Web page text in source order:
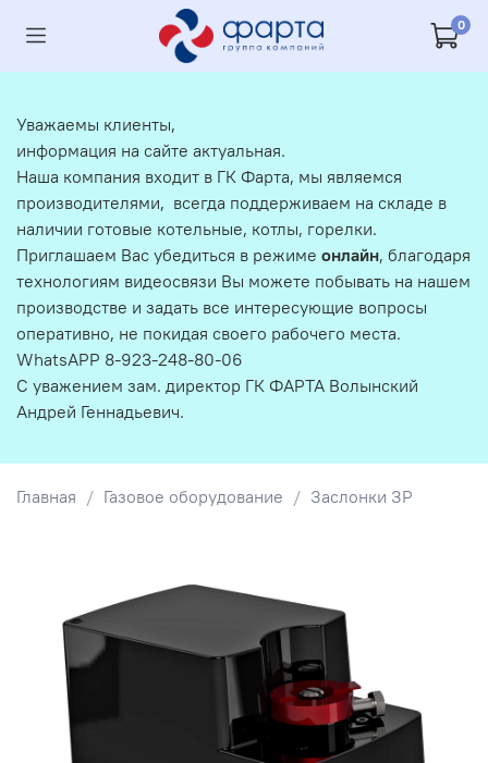
0
Главная Газовое оборудование Заслонки ЗР
Уважаемы клиенты,
информация на сайте актуальная.
Наша компания входит в ГК Фарта, мы являемся
производителями, всегда поддерживаем на складе в
наличии готовые котельные, котлы, горелки.
Приглашаем Вас убедиться в режиме онлайн, благодаря
технологиям видеосвязи Вы можете побывать на нашем
производстве и задать все интересующие вопросы
оперативно, не покидая своего рабочего места.
WhatsAPP 8-923-248-80-06
С уважением зам. директор ГК ФАРТА Волынский
Андрей Геннадьевич.